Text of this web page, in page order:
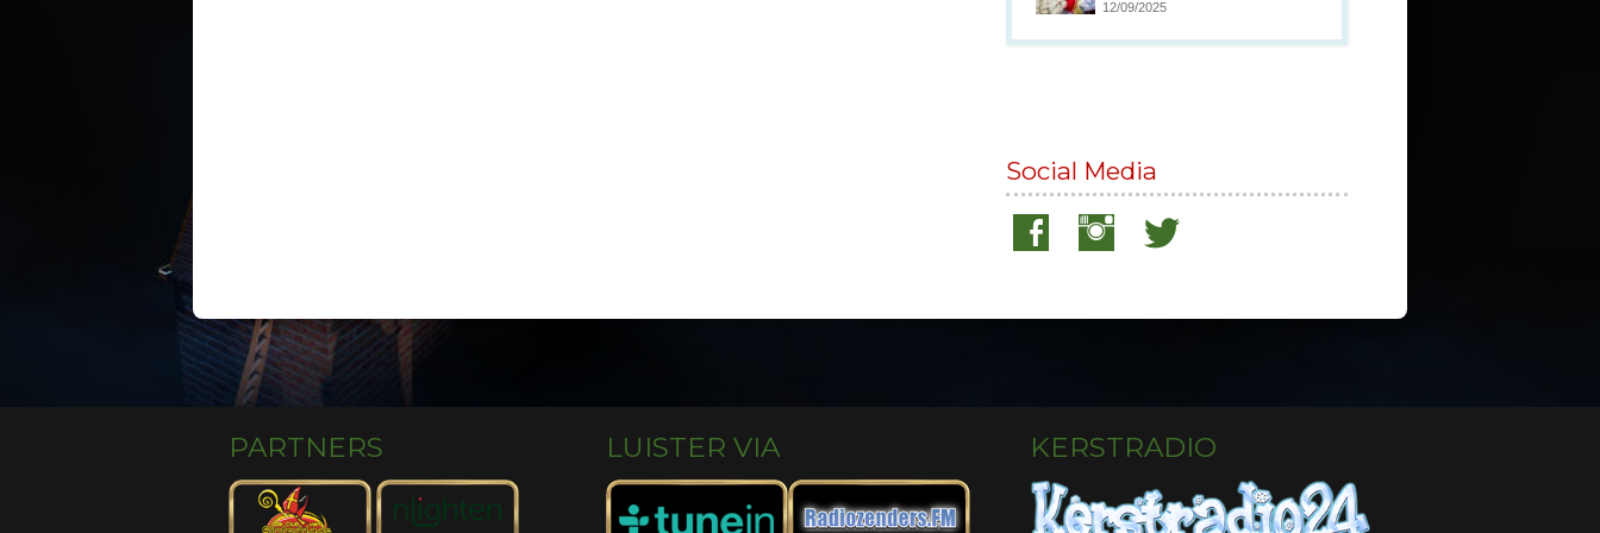
12/09/2025
Social Media
PARTNERS LUISTER VIA KERSTRADIO